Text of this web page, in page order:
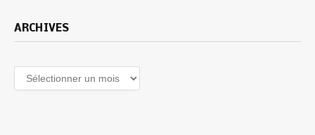
ARCHIVES
Archives